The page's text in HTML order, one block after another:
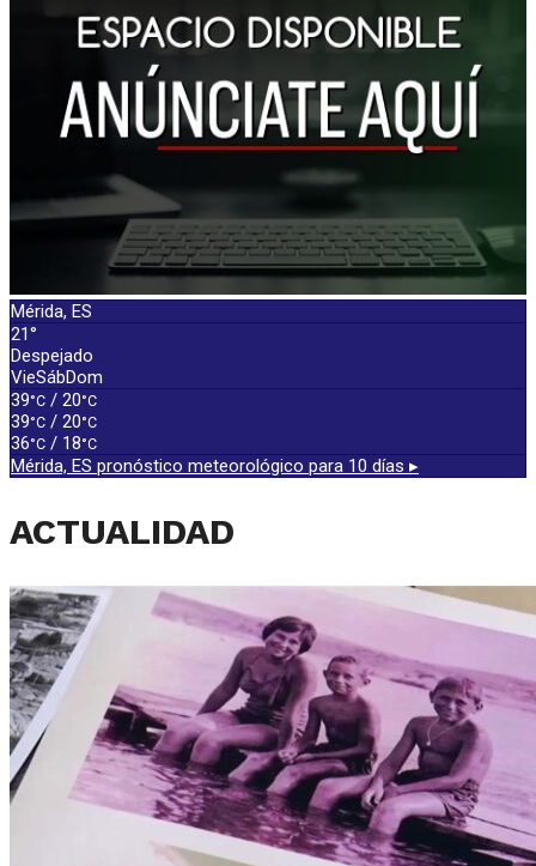
Mérida, ES
21°
Despejado
VieSábDom
39°C / 20°C
39°C / 20°C
36°C / 18°C
Mérida, ES pronóstico meteorológico para 10 días ▸
ACTUALIDAD